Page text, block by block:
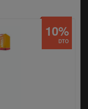
DTO
10%